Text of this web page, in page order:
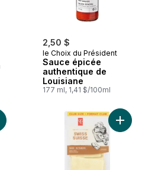
2,50 $
le Choix du Président
Sauce épicée
authentique de
Louisiane
177 ml, 1,41 $/100ml
Mélange à crêpes et à gaufres
Ajouter